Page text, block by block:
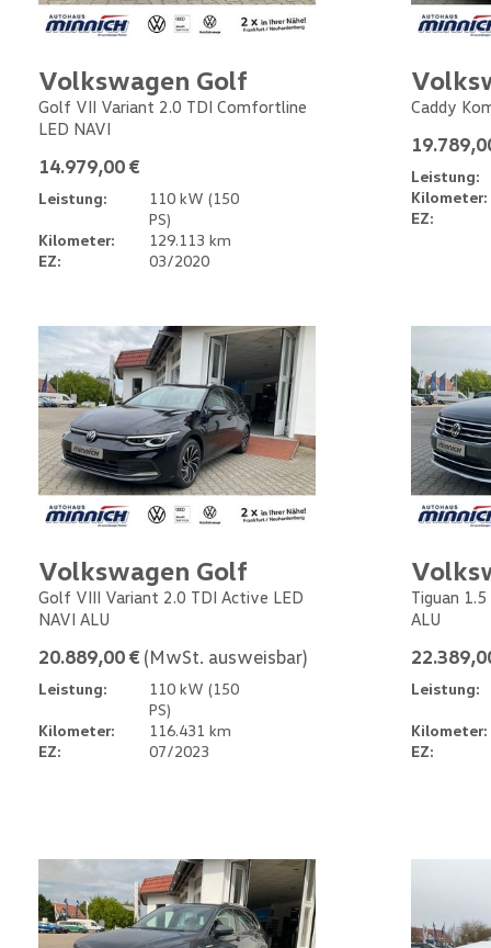
Volkswagen Golf
Golf VII Variant 2.0 TDI Comfortline
LED NAVI
14.979,00 €
Leistung:
110 kW (150
PS)
Kilometer:
129.113 km
EZ:
03/2020
Caddy
Leistung:
Kilometer:
EZ:
Volkswagen Golf
Golf VIII Variant 2.0 TDI Active LED
NAVI ALU
20.889,00 € (MwSt. ausweisbar)
Leistung:
110 kW (150
PS)
Kilometer:
116.431 km
EZ:
07/2023
Tiguan
ALU
Leistung:
Kilometer:
EZ: